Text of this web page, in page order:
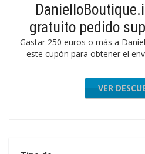
gratuito pedido
Gastar 250 euros o más a
este cupón para obtener el
VER